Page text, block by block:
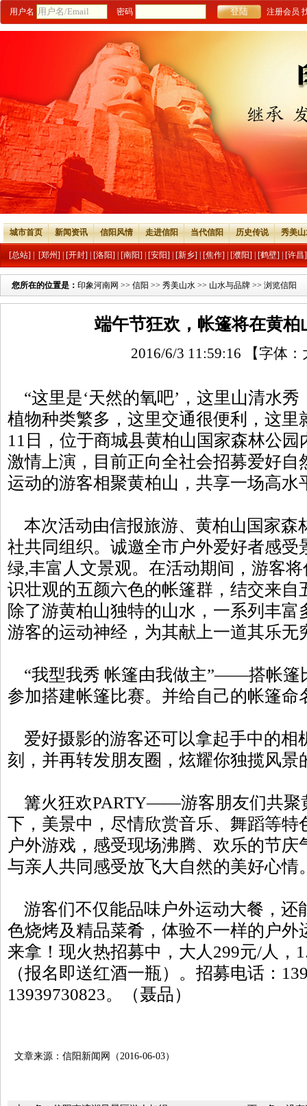
用户名 密码 注册会员
城市首页 新闻资讯 信阳风情 走进信阳 当代信阳 历史传说 秀美
[总站] [郑州] [开封] [洛阳] [南阳] [安阳] [新乡] [焦作] [濮阳] [鹤壁] [许昌]
您所在的位置是： 印象河南网 >> 信阳 >> 秀美山水 >> 山水与品牌 >> 浏览信阳
端午节狂欢，帐篷将在黄柏
2016/6/3 11:59:16 【字体：
“这里是‘天然的氧吧’，这里山清水
植物种类繁多，这里交通很便利，这里
11日，位于商城县黄柏山国家森林公园
激情上演，目前正向全社会招募爱好自
运动的游客相聚黄柏山，共享一场高水
本次活动由信报旅游、黄柏山国家森
社共同组织。诚邀全市户外爱好者感受
绿,丰富人文景观。在活动期间，游客
识壮观的五颜六色的帐篷群，结交来自
除了游黄柏山独特的山水，一系列丰
游客的运动神经，为其献上一道其乐无
“我型我秀 帐篷由我做主”——搭帐篷
参加搭建帐篷比赛。并给自己的帐篷命
爱好摄影的游客还可以拿起手中的相
刻，并再转发朋友圈，炫耀你独揽风景
篝火狂欢PARTY——游客朋友们共聚
下，美景中，尽情欣赏音乐、舞蹈等特
户外游戏，感受现场沸腾、欢乐的节
与亲人共同感受放飞大自然的美好心情
游客们不仅能品味户外运动大餐，还
色烧烤及精品菜肴，体验不一样的户外
来拿！现火热招募中，大人299元/人，
（报名即送红酒一瓶）。招募电话：
13939730823。（聂品）
文章来源：信阳新闻网（2016-06-03）